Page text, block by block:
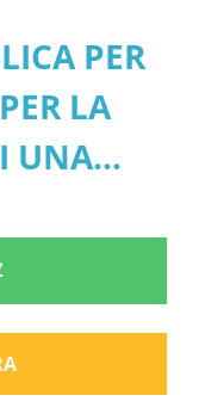
DI
PER
LA
UNA
A
A
NEL